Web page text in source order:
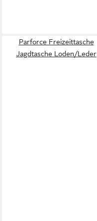
Parforce Freizeittasche
Jagdtasche Loden/Leder